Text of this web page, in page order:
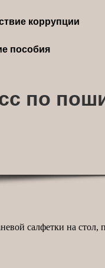
коррупции
пособия
по
салфетки на